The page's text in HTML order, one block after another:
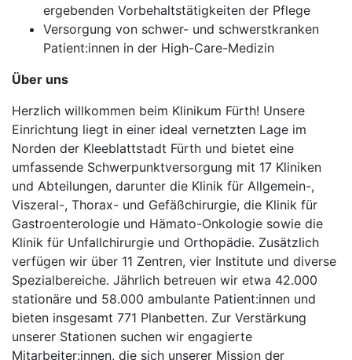
ergebenden Vorbehaltstätigkeiten der Pflege
Versorgung von schwer- und schwerstkranken
Patient:innen in der High-Care-Medizin
Über uns
Herzlich willkommen beim Klinikum Fürth! Unsere
Einrichtung liegt in einer ideal vernetzten Lage im
Norden der Kleeblattstadt Fürth und bietet eine
umfassende Schwerpunktversorgung mit 17 Kliniken
und Abteilungen, darunter die Klinik für Allgemein-,
Viszeral-, Thorax- und Gefäßchirurgie, die Klinik für
Gastroenterologie und Hämato-Onkologie sowie die
Klinik für Unfallchirurgie und Orthopädie. Zusätzlich
verfügen wir über 11 Zentren, vier Institute und diverse
Spezialbereiche. Jährlich betreuen wir etwa 42.000
stationäre und 58.000 ambulante Patient:innen und
bieten insgesamt 771 Planbetten. Zur Verstärkung
unserer Stationen suchen wir engagierte
Mitarbeiter:innen, die sich unserer Mission der